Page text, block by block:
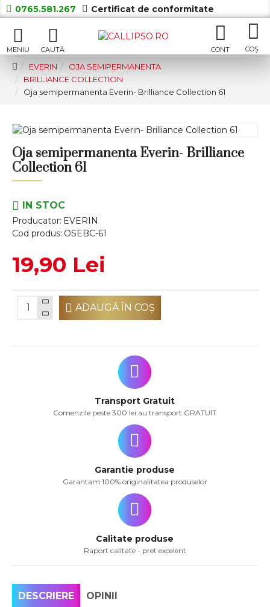
0765.581.267 Certificat de conformitate
EVERIN
OJA SEMIPERMANENTA
BRILLIANCE COLLECTION
Oja semipermanenta Everin- Brilliance Collection 61
Oja semipermanenta Everin- Brilliance
Collection 61
IN STOC
Producator: EVERIN
Cod produs: OSEBC-61
19,90 Lei
ADAUGĂ ÎN COŞ
Transport Gratuit
Comenzile peste 300 lei au transport GRATUIT
Garantie produse
Garantam 100% originalitatea produselor
Calitate produse
Raport calitate - pret excelent
DESCRIERE OPINII